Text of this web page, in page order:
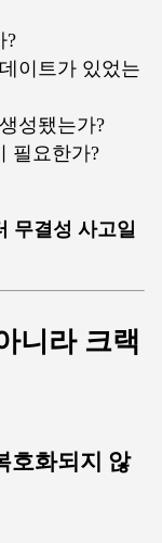
?
이트가 있었는
성됐는가?
필요한가?
무결성 사고일
니라 크랙
호화되지 않